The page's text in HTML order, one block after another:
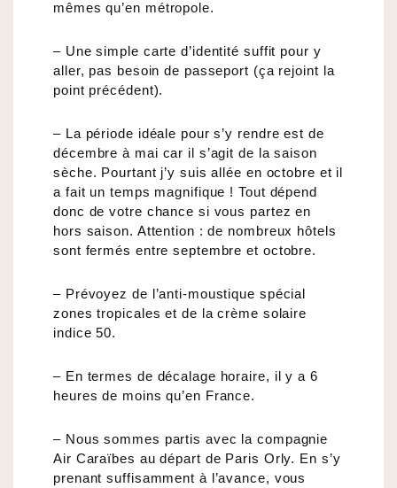
mêmes qu’en métropole.
– Une simple carte d’identité suffit pour y
aller, pas besoin de passeport (ça rejoint la
point précédent).
– La période idéale pour s’y rendre est de
décembre à mai car il s’agit de la saison
sèche. Pourtant j’y suis allée en octobre et il
a fait un temps magnifique ! Tout dépend
donc de votre chance si vous partez en
hors saison. Attention : de nombreux hôtels
sont fermés entre septembre et octobre.
– Prévoyez de l’anti-moustique spécial
zones tropicales et de la crème solaire
indice 50.
– En termes de décalage horaire, il y a 6
heures de moins qu’en France.
– Nous sommes partis avec la compagnie
Air Caraïbes au départ de Paris Orly. En s’y
prenant suffisamment à l’avance, vous